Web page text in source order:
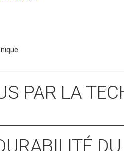
PAR LA